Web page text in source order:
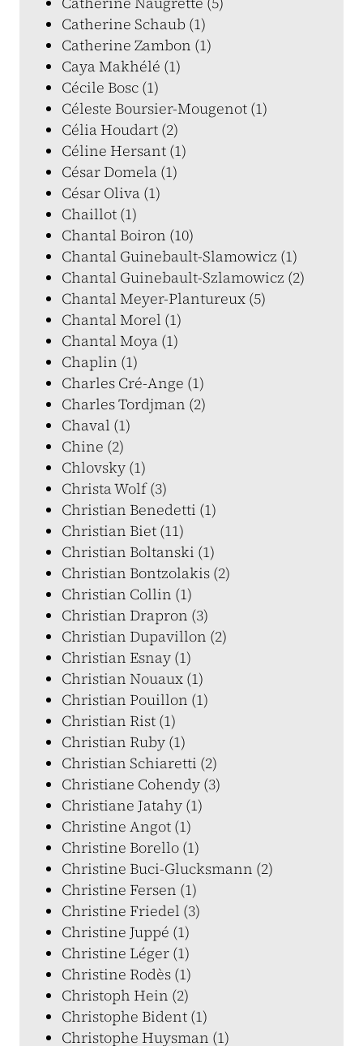
Catherine Schaub (1)
Catherine Zambon (1)
Caya Makhélé (1)
Cécile Bosc (1)
Céleste Boursier-Mougenot (1)
Célia Houdart (2)
Céline Hersant (1)
César Domela (1)
César Oliva (1)
Chaillot (1)
Chantal Boiron (10)
Chantal Guinebault-Slamowicz (1)
Chantal Guinebault-Szlamowicz (2)
Chantal Meyer-Plantureux (5)
Chantal Morel (1)
Chantal Moya (1)
Chaplin (1)
Charles Cré-Ange (1)
Charles Tordjman (2)
Chaval (1)
Chine (2)
Chlovsky (1)
Christa Wolf (3)
Christian Benedetti (1)
Christian Biet (11)
Christian Boltanski (1)
Christian Bontzolakis (2)
Christian Collin (1)
Christian Drapron (3)
Christian Dupavillon (2)
Christian Esnay (1)
Christian Nouaux (1)
Christian Pouillon (1)
Christian Rist (1)
Christian Ruby (1)
Christian Schiaretti (2)
Christiane Cohendy (3)
Christiane Jatahy (1)
Christine Angot (1)
Christine Borello (1)
Christine Buci-Glucksmann (2)
Christine Fersen (1)
Christine Friedel (3)
Christine Juppé (1)
Christine Léger (1)
Christine Rodès (1)
Christoph Hein (2)
Christophe Bident (1)
Christophe Huysman (1)